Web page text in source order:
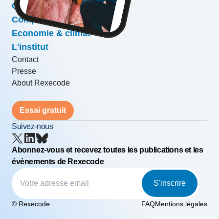
Conjoncture & prévisions
Compétitivité & croissance
Economie & climat
L'institut
Contact
Presse
About Rexecode
Essai gratuit
Suivez-nous
Abonnez-vous et recevez toutes les publications et les
évènements de Rexecode
S'inscrire
© Rexecode FAQMentions légales